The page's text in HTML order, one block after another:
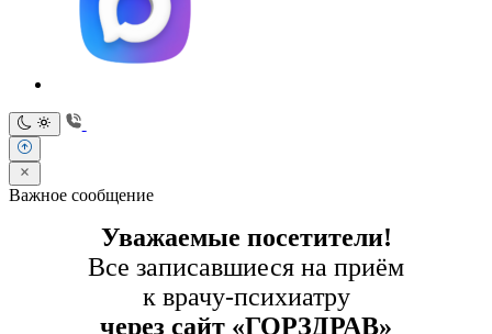
Важное сообщение
Уважаемые посетители!
Все записавшиеся на приём
к врачу-психиатру
через сайт «ГОРЗДРАВ»